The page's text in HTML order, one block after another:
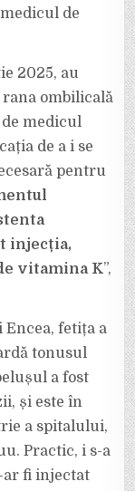
ÎN
LOC
A
UN
ÎNSĂ
A
FOST
SALVATĂ
ULTIMA
de
2025, au
rana ombilicală
de medicul
de a i se
pentru
injecția,
vitamina K”,
fetița a
tonusul
a fost
și este în
a spitalului,
Practic, i s-a
ar fi injectat